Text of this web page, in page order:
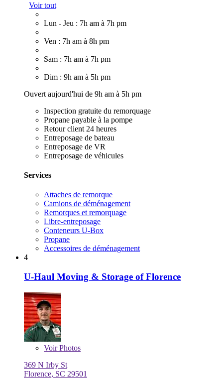
Voir tout
Lun - Jeu : 7h am à 7h pm
Ven : 7h am à 8h pm
Sam : 7h am à 7h pm
Dim : 9h am à 5h pm
Ouvert aujourd'hui de 9h am à 5h pm
Inspection gratuite du remorquage
Propane payable à la pompe
Retour client 24 heures
Entreposage de bateau
Entreposage de VR
Entreposage de véhicules
Services
Attaches de remorque
Camions de déménagement
Remorques et remorquage
Libre-entreposage
Conteneurs U-Box
Propane
Accessoires de déménagement
4
U-Haul Moving & Storage of Florence
VoirPhotos
369 N Irby St
Florence, SC 29501